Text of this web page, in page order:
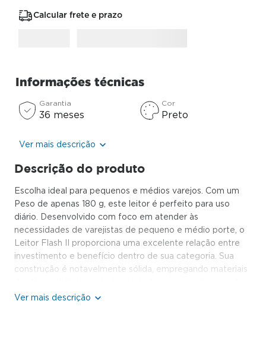
Calcular frete e prazo
Informações técnicas
Garantia
36 meses
Cor
Preto
Ver mais descrição
Descrição do produto
Escolha ideal para pequenos e médios varejos. Com um
Peso de apenas 180 g, este leitor é perfeito para uso
diário. Desenvolvido com foco em atender às
necessidades de varejistas de pequeno e médio porte, o
Leitor Flash II proporciona uma excelente relação entre
investimento e benefício dentro de sua categoria. Sua
construção é notavelmente sólida, empregando materiais
de até 1,8 metros, garantindo uma durabilidade